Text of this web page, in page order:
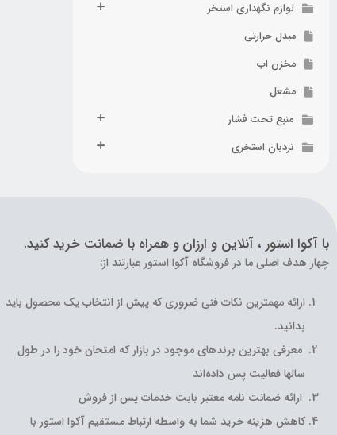
لوازم نگهداری استخر
مبدل حرارتی
مخزن اب
مشعل
منبع تحت فشار
نردبان استخری
با آکوا استور ، آنلاین و ارزان و همراه با ضمانت خرید کنید.
چهار هدف اصلی ما در فروشگاه آکوا استور عبارتند از:
ارائه مهمترین نکات فنی ضروری که پیش از انتخاب یک محصول باید
بدانید.
معرفی بهترین برندهای موجود در بازار که امتحان خود را در طول
سالها فعالیت پس داده‌اند
ارائه ضمانت نامه معتبر بابت خدمات پس از فروش
کاهش هزینه خرید شما به واسطه ارتباط مستقیم آکوا استور با